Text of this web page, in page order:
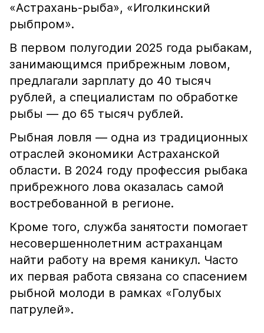
«Астрахань-рыба», «Иголкинский
рыбпром».
В первом полугодии 2025 года рыбакам,
занимающимся прибрежным ловом,
предлагали зарплату до 40 тысяч
рублей, а специалистам по обработке
рыбы — до 65 тысяч рублей.
Рыбная ловля — одна из традиционных
отраслей экономики Астраханской
области. В 2024 году профессия рыбака
прибрежного лова оказалась самой
востребованной в регионе.
Кроме того, служба занятости помогает
несовершеннолетним астраханцам
найти работу на время каникул. Часто
их первая работа связана со спасением
рыбной молоди в рамках «Голубых
патрулей».